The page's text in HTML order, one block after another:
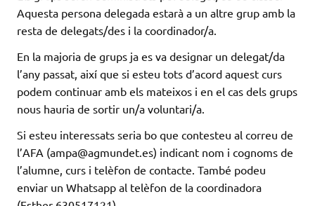
Aquesta persona delegada estarà a un altre grup amb la
resta de delegats/des i la coordinador/a.
En la majoria de grups ja es va designar un delegat/da
l’any passat, així que si esteu tots d’acord aquest curs
podem continuar amb els mateixos i en el cas dels grups
nous hauria de sortir un/a voluntari/a.
Si esteu interessats seria bo que contesteu al correu de
l’AFA (ampa@agmundet.es) indicant nom i cognoms de
l’alumne, curs i telèfon de contacte. També podeu
enviar un Whatsapp al telèfon de la coordinadora